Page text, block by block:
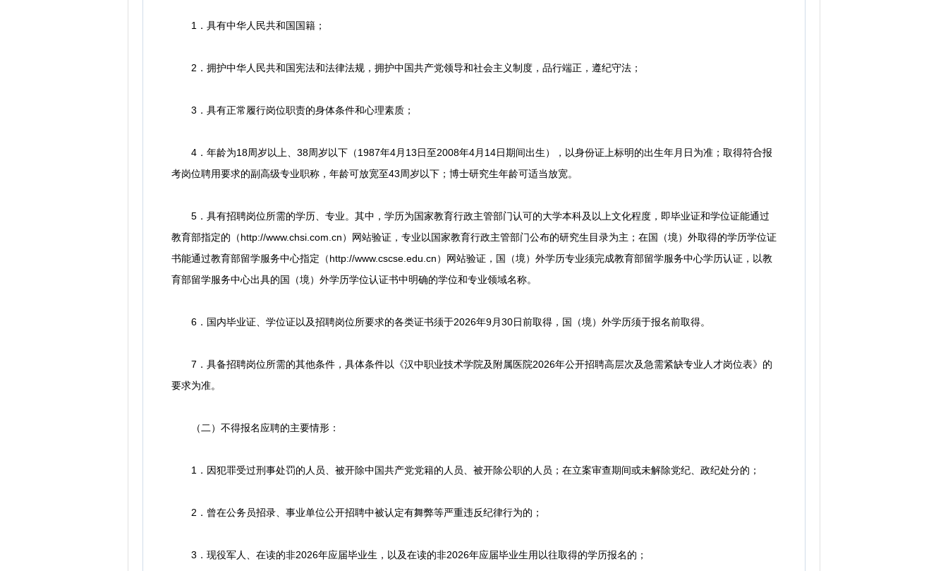
1．具有中华人民共和国国籍；
2．拥护中华人民共和国宪法和法律法规，拥护中国共产党领导和社会主义制度，品行端正，遵纪守法；
3．具有正常履行岗位职责的身体条件和心理素质；
4．年龄为18周岁以上、38周岁以下（1987年4月13日至2008年4月14日期间出生），以身份证上标明的出生年月日为准；取得符合报
考岗位聘用要求的副高级专业职称，年龄可放宽至43周岁以下；博士研究生年龄可适当放宽。
5．具有招聘岗位所需的学历、专业。其中，学历为国家教育行政主管部门认可的大学本科及以上文化程度，即毕业证和学位证能通过
教育部指定的（http://www.chsi.com.cn）网站验证，专业以国家教育行政主管部门公布的研究生目录为主；在国（境）外取得的学历学位证
书能通过教育部留学服务中心指定（http://www.cscse.edu.cn）网站验证，国（境）外学历专业须完成教育部留学服务中心学历认证，以教
育部留学服务中心出具的国（境）外学历学位认证书中明确的学位和专业领域名称。
6．国内毕业证、学位证以及招聘岗位所要求的各类证书须于2026年9月30日前取得，国（境）外学历须于报名前取得。
7．具备招聘岗位所需的其他条件，具体条件以《汉中职业技术学院及附属医院2026年公开招聘高层次及急需紧缺专业人才岗位表》的
要求为准。
（二）不得报名应聘的主要情形：
1．因犯罪受过刑事处罚的人员、被开除中国共产党党籍的人员、被开除公职的人员；在立案审查期间或未解除党纪、政纪处分的；
2．曾在公务员招录、事业单位公开招聘中被认定有舞弊等严重违反纪律行为的；
3．现役军人、在读的非2026年应届毕业生，以及在读的非2026年应届毕业生用以往取得的学历报名的；